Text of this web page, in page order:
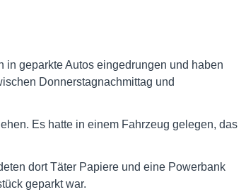
in geparkte Autos eingedrungen und haben
Donnerstagnachmittag und
Es hatte in einem Fahrzeug gelegen, das
dort Täter Papiere und eine Powerbank
geparkt war.